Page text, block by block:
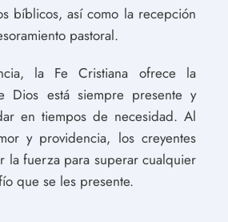
bíblicos, así como la recepción
pastoral.
la Fe Cristiana ofrece la
Dios está siempre presente y
en tiempos de necesidad. Al
y providencia, los creyentes
la fuerza para superar cualquier
que se les presente.